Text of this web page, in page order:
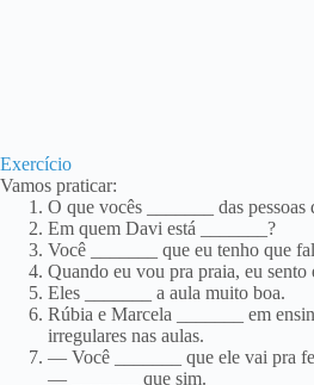
Exercício
Vamos praticar:
O que vocês _______ das pessoas
Em quem Davi está _______?
Você _______ que eu tenho que
Quando eu vou pra praia, eu sento
Eles _______ a aula muito boa.
Rúbia e Marcela _______ em
irregulares nas aulas.
— Você _______ que ele vai pra
— _______ que sim.